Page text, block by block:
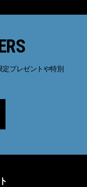
プレゼントや特別